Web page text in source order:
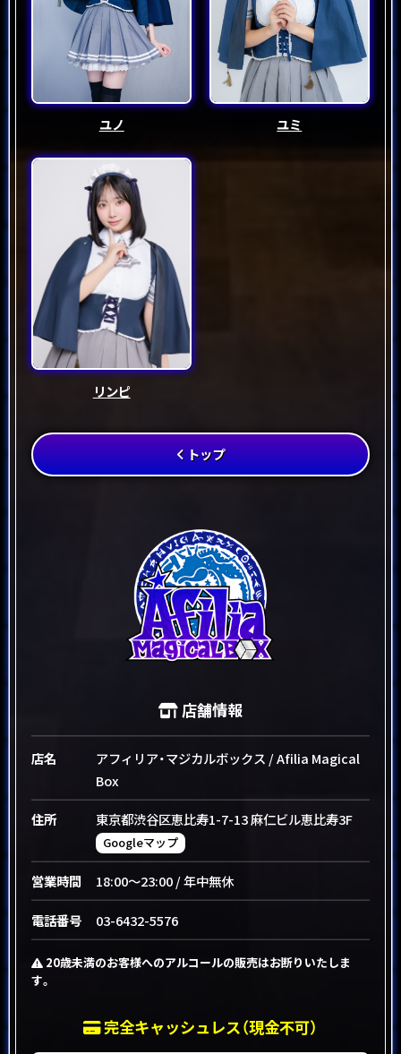
ユノ ユミ
リンピ
トップ
店舗情報
店名
アフィリア・マジカルボックス / Afilia Magical
Box
住所 東京都渋谷区恵比寿1-7-13 麻仁ビル恵比寿3F
Googleマップ
営業時間 18:00～23:00 / 年中無休
電話番号 03-6432-5576
20歳未満のお客様へのアルコールの販売はお断りいたしま
す。
完全キャッシュレス（現金不可）